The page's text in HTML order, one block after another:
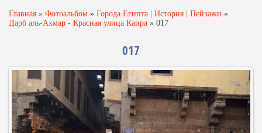
Главная » Фотоальбом » Города Египта | История | Пейзажи »
Дарб аль-Ахмар - Красная улица Каира » 017
017